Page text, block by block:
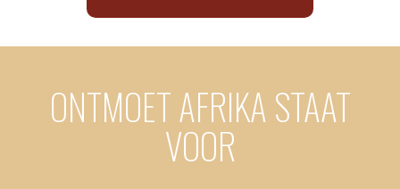
ONTMOET AFRIKA STAAT
VOOR